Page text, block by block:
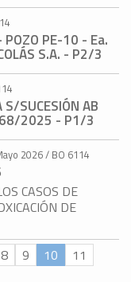
POZO PE-10 - Ea.
S.A. - P2/3
S/SUCESIÓN AB
2025 - P1/3
2026 / BO 6114
CASOS DE
DE
8 9 10
11